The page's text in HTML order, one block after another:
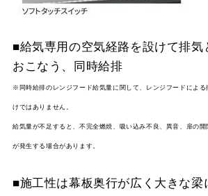
SI
■給気専用の空気経路を設けて排気
おこなう、同時給排
※同時給排のレンジフード給気量に関して、レンジフードによ
けではありません。
給気量が不足すると、不完全燃焼、吸い込み不良、異音、扉の
が発生する場合があります。
■施工性は幕板奥行が広く大きな梁